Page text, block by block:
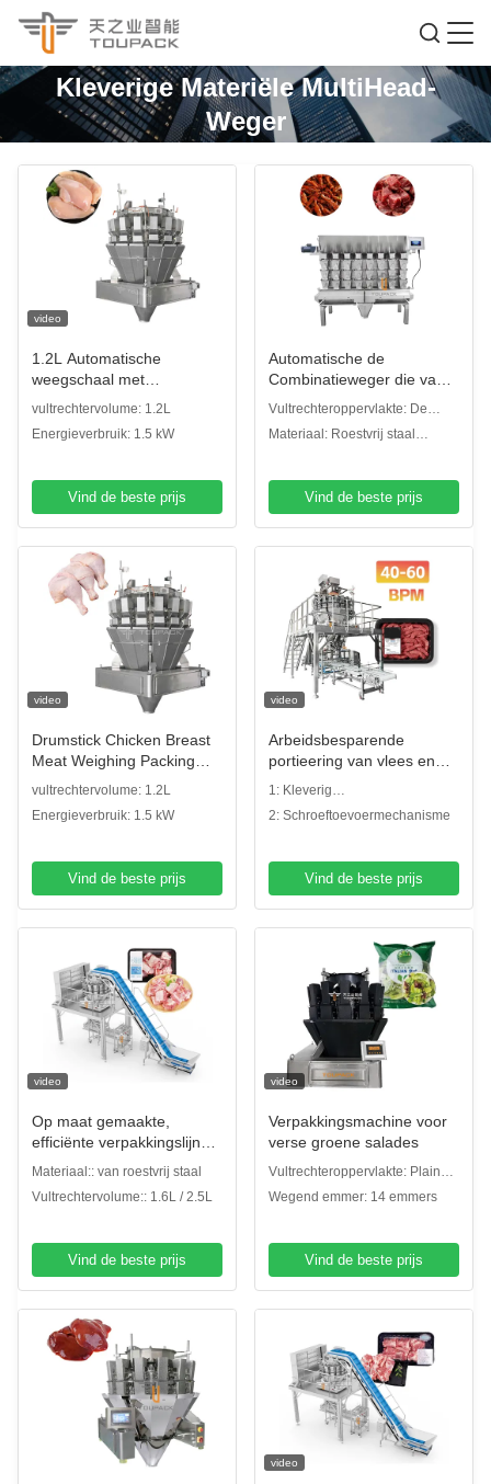
Kleverige Materiële MultiHead-
Weger
video
1.2L Automatische
weegschaal met
combinatie Weegschaal
Vleesvleugels
vultrechtervolume: 1.2L
Energieverbruik: 1.5 kW
Vind de beste prijs
Automatische de
Combinatieweger die van
de Schroefvoeder de
Kleverige Machine van de
Voedselvleesverwerking
Vultrechteroppervlakte: De
vultrechter van de kuiltjeplaat
Materiaal: Roestvrij staal
Vind de beste prijs
video
Drumstick Chicken Breast
Meat Weighing Packing
Machine 500-1000g
vultrechtervolume: 1.2L
Energieverbruik: 1.5 kW
Vind de beste prijs
video
Arbeidsbesparende
portieering van vlees en
opvulling van bakken
Oplossing 60 BPM
Schroefweegsysteem voor
rundvlees
1: Kleverig
voedselweegsysteem
2: Schroeftoevoermechanisme
Vind de beste prijs
video
Op maat gemaakte,
efficiënte verpakkingslijn
voor vers bevroren
Materiaal:: van roestvrij staal
Vultrechtervolume:: 1.6L / 2.5L
Vind de beste prijs
video
Verpakkingsmachine voor
verse groene salades
Vultrechteroppervlakte: Plain
plate hopper/Dimple plate
Wegend emmer: 14 emmers
Vind de beste prijs
video